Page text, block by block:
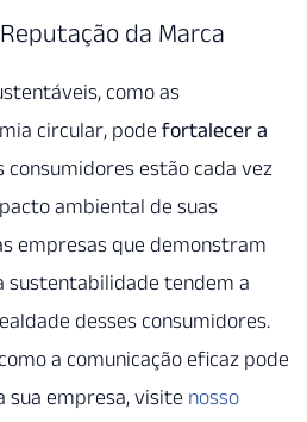
da Marca
como as
circular, pode fortalecer a
consumidores estão cada vez
ambiental de suas
empresas que demonstram
sustentabilidade tendem a
desses consumidores.
a comunicação eficaz pode
sua empresa, visite nosso